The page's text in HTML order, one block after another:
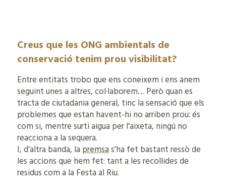
Creus que les ONG ambientals de
conservació tenim prou visibilitat?
Entre entitats trobo que ens coneixem i ens anem
seguint unes a altres, col·laborem… Però quan es
tracta de ciutadania general, tinc la sensació que els
problemes que estan havent-hi no arriben prou: és
com si, mentre surti aigua per l’aixeta, ningú no
reacciona a la sequera.
I, d’altra banda, la premsas’ha fet bastant ressò de
les accions que hem fet: tant a les recollides de
residus com a la Festa al Riu.